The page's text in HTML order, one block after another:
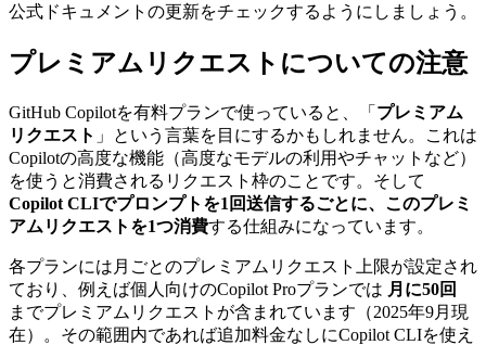
公式ドキュメントの更新をチェックするようにしましょう。
プレミアムリクエストについての注意
GitHub Copilotを有料プランで使っていると、「 プレミアム
リクエスト 」という言葉を目にするかもしれません。これは
Copilotの高度な機能（高度なモデルの利用やチャットなど）
を使うと消費されるリクエスト枠のことです。そして
Copilot CLIでプロンプトを1回送信するごとに、このプレミ
アムリクエストを1つ消費する仕組みになっています。
各プランには月ごとのプレミアムリクエスト上限が設定され
ており、例えば個人向けのCopilot Proプランでは 月に50回
までプレミアムリクエストが含まれています（2025年9月現
在）。その範囲内であれば追加料金なしにCopilot CLIを使え